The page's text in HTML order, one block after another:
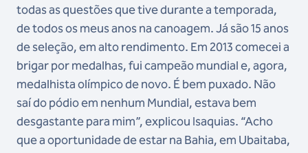
todas as questões que tive durante a temporada,
de todos os meus anos na canoagem. Já são 15 anos
de seleção, em alto rendimento. Em 2013 comecei a
brigar por medalhas, fui campeão mundial e, agora,
medalhista olímpico de novo. É bem puxado. Não
saí do pódio em nenhum Mundial, estava bem
desgastante para mim”, explicou Isaquias. “Acho
que a oportunidade de estar na Bahia, em Ubaitaba,